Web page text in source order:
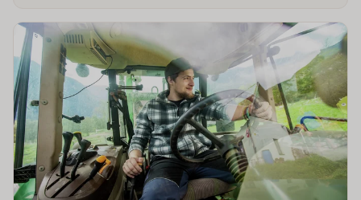
uzmanību,
izvēloties
piemērotāko
apdrošināšanu
savai
saimniecībai